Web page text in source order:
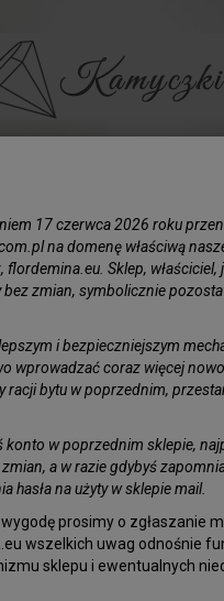
17 czerwca 2026 roku
na domenę właściwą
flordemina.eu. Sklep,
bez zmian, symbolicznie
i bezpieczniejszym
wprowadzać coraz więcej
racji bytu w poprzednim,
konto w poprzednim sklepie,
a w razie gdybyś
hasła na użyty w sklepie mail.
prosimy o zgłaszanie
wszelkich uwag odnośnie
sklepu i ewentualnych
połyskiem 14mm biało-